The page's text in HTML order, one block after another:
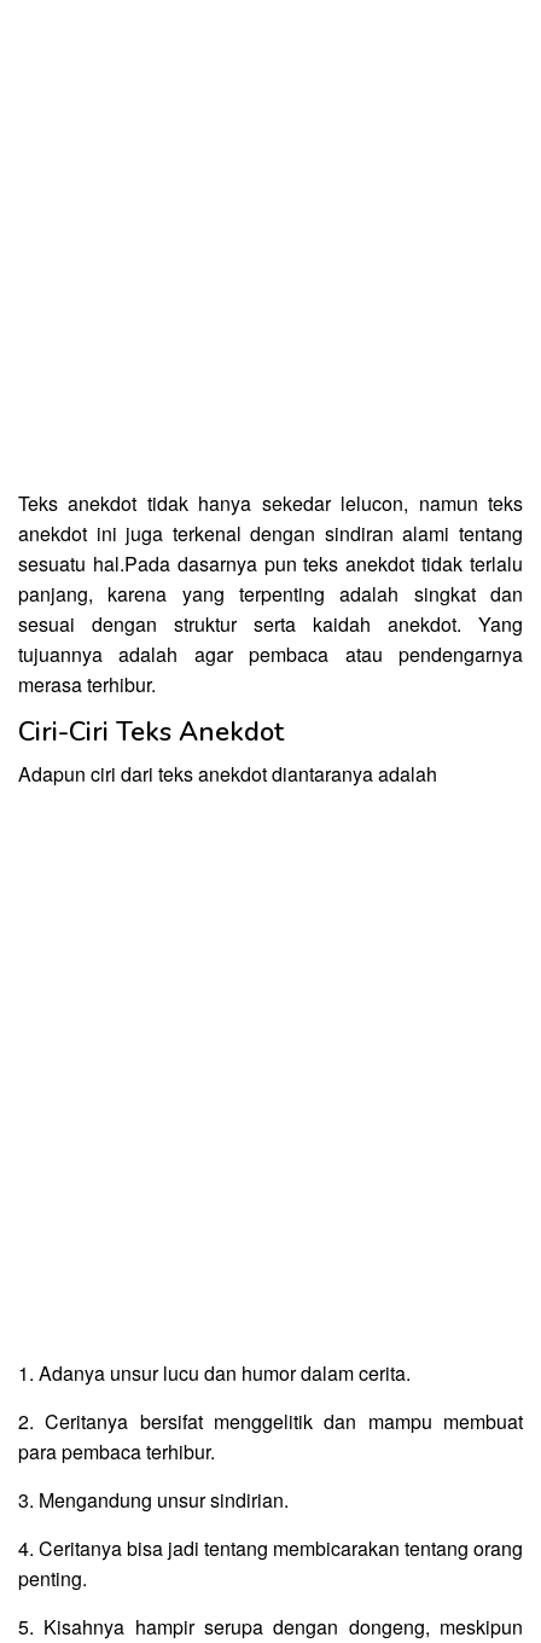
Teks anekdot tidak hanya sekedar lelucon, namun teks
anekdot ini juga terkenal dengan sindiran alami tentang
sesuatu hal.Pada dasarnya pun teks anekdot tidak terlalu
panjang, karena yang terpenting adalah singkat dan
sesuai dengan struktur serta kaidah anekdot. Yang
tujuannya adalah agar pembaca atau pendengarnya
merasa terhibur.
Ciri-Ciri Teks Anekdot
Adapun ciri dari teks anekdot diantaranya adalah
1. Adanya unsur lucu dan humor dalam cerita.
2. Ceritanya bersifat menggelitik dan mampu membuat
para pembaca terhibur.
3. Mengandung unsur sindirian.
4. Ceritanya bisa jadi tentang membicarakan tentang orang
penting.
5. Kisahnya hampir serupa dengan dongeng, meskipun